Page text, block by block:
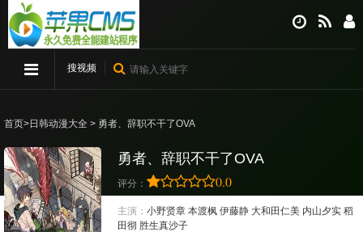
搜视频
首页>日韩动漫大全 > 勇者、辞职不干了OVA
勇者、辞职不干了OVA
评分： 0.0
主演： 小野贤章 本渡枫 伊藤静 大和田仁美 内山夕实 稻
田彻 胜生真沙子